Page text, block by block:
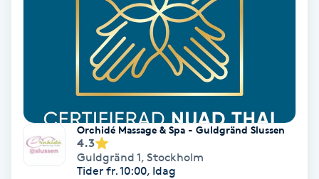
Funktionsanalys
Färgning
Föning
Orchidé Massage & Spa - Guldgränd Slussen
4.3
Guldgränd 1, Stockholm
Tider fr. 10:00, Idag